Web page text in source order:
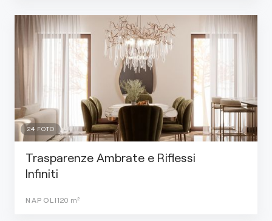
24 FOTO
Trasparenze Ambrate e Riflessi
Infiniti
NAPOLI120 m²